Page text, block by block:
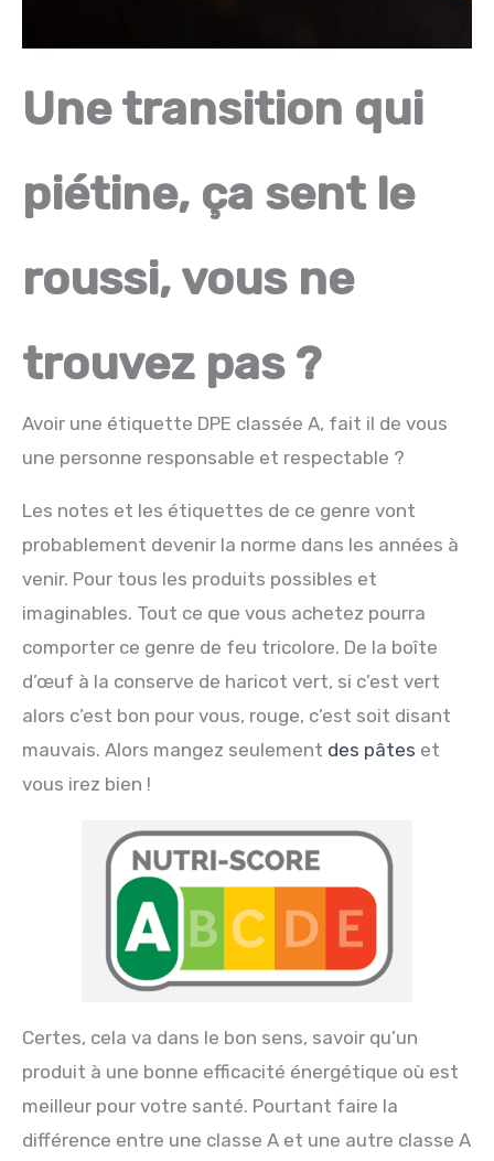
Une transition qui
piétine, ça sent le
roussi, vous ne
trouvez pas ?
Avoir une étiquette DPE classée A, fait il de vous
une personne responsable et respectable ?
Les notes et les étiquettes de ce genre vont
probablement devenir la norme dans les années à
venir. Pour tous les produits possibles et
imaginables. Tout ce que vous achetez pourra
comporter ce genre de feu tricolore. De la boîte
d’œuf à la conserve de haricot vert, si c’est vert
alors c’est bon pour vous, rouge, c’est soit disant
mauvais. Alors mangez seulement des pâtes et
vous irez bien !
Certes, cela va dans le bon sens, savoir qu’un
produit à une bonne efficacité énergétique où est
meilleur pour votre santé. Pourtant faire la
différence entre une classe A et une autre classe A